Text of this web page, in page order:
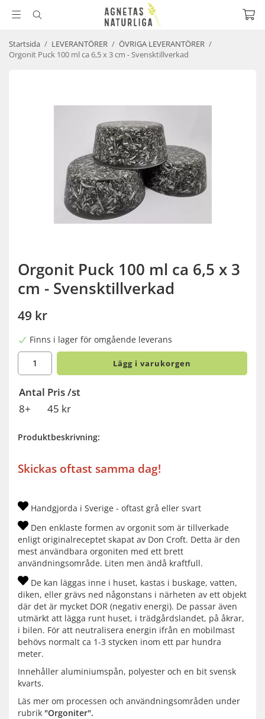
Startsida / LEVERANTÖRER / ÖVRIGA LEVERANTÖRER /
Orgonit Puck 100 ml ca 6,5 x 3 cm - Svensktillverkad
Orgonit Puck 100 ml ca 6,5 x 3
cm - Svensktillverkad
49 kr
Finns i lager för omgående leverans
Lägg i varukorgen
Antal Pris /st
8+
45 kr
Produktbeskrivning:
Skickas oftast samma dag!
Handgjorda i Sverige - oftast grå eller svart
Den enklaste formen av orgonit som är tillverkade
enligt originalreceptet skapat av Don Croft. Detta är den
mest användbara orgoniten med ett brett
användningsområde. Liten men ändå kraftfull.
De kan läggas inne i huset, kastas i buskage, vatten,
diken, eller grävs ned någonstans i närheten av ett objekt
där det är mycket DOR (negativ energi). De passar även
utmärkt att lägga runt huset, i trädgårdslandet, på åkrar,
i bilen. För att neutralisera energin ifrån en mobilmast
behövs normalt ca 1-3 stycken inom ett par hundra
meter.
Innehåller aluminiumspån, polyester och en bit svensk
kvarts.
Läs mer om processen och användningsområden under
rubrik "Orgoniter".